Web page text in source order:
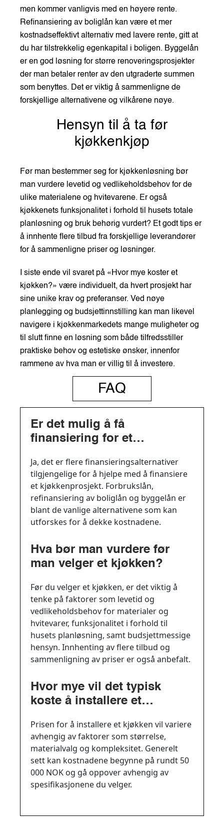
men kommer vanligvis med en høyere rente.
Refinansiering av boliglån kan være et mer
kostnadseffektivt alternativ med lavere rente, gitt at
du har tilstrekkelig egenkapital i boligen. Byggelån
er en god løsning for større renoveringsprosjekter
der man betaler renter av den utgraderte summen
som benyttes. Det er viktig å sammenligne de
forskjellige alternativene og vilkårene nøye.
Hensyn til å ta før
kjøkkenkjøp
Før man bestemmer seg for kjøkkenløsning bør
man vurdere levetid og vedlikeholdsbehov for de
ulike materialene og hvitevarene. Er også
kjøkkenets funksjonalitet i forhold til husets totale
planløsning og bruk behørig vurdert? Et godt tips er
å innhente flere tilbud fra forskjellige leverandører
for å sammenligne priser og løsninger.
I siste ende vil svaret på «Hvor mye koster et
kjøkken?» være individuelt, da hvert prosjekt har
sine unike krav og preferanser. Ved nøye
planlegging og budsjettinnstilling kan man likevel
navigere i kjøkkenmarkedets mange muligheter og
til slutt finne en løsning som både tilfredsstiller
praktiske behov og estetiske ønsker, innenfor
rammene av hva man er villig til å investere.
FAQ
Er det mulig å få
finansiering for et
Ja, det er flere finansieringsalternativer
tilgjengelige for å hjelpe med å finansiere
et kjøkkenprosjekt. Forbrukslån,
refinansiering av boliglån og byggelån er
blant de vanlige alternativene som kan
utforskes for å dekke kostnadene.
Hva bør man vurdere før
man velger et kjøkken?
Før du velger et kjøkken, er det viktig å
tenke på faktorer som levetid og
vedlikeholdsbehov for materialer og
hvitevarer, funksjonalitet i forhold til
husets planløsning, samt budsjettmessige
hensyn. Innhenting av flere tilbud og
sammenligning av priser er også anbefalt.
Hvor mye vil det typisk
koste å installere et
Prisen for å installere et kjøkken vil variere
avhengig av faktorer som størrelse,
materialvalg og kompleksitet. Generelt
sett kan kostnadene begynne på rundt 50
000 NOK og gå oppover avhengig av
spesifikasjonene du velger.